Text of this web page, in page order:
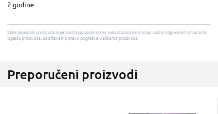
2 godine
Slike pojedinih proizvoda koje ilustriraju proizvod na web stranici ne moraju nužno odgovarati stvarnom
izgledu proizvoda. Zadržavamo pravo pogreške u slikama proizvoda.
Preporučeni proizvodi